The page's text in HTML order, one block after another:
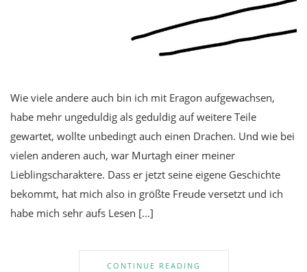
Wie viele andere auch bin ich mit Eragon aufgewachsen,
habe mehr ungeduldig als geduldig auf weitere Teile
gewartet, wollte unbedingt auch einen Drachen. Und wie bei
vielen anderen auch, war Murtagh einer meiner
Lieblingscharaktere. Dass er jetzt seine eigene Geschichte
bekommt, hat mich also in größte Freude versetzt und ich
habe mich sehr aufs Lesen […]
CONTINUE READING